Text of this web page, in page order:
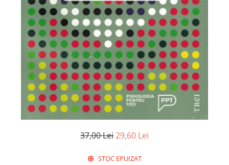
Sanatate
Sociologie
Stiinta
37,00 Lei29,60 Lei
STOC EPUIZAT